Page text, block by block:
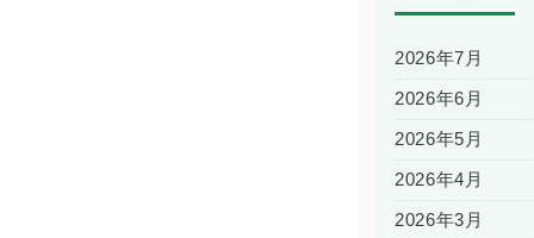
2026年7月
2026年6月
2026年5月
2026年4月
2026年3月